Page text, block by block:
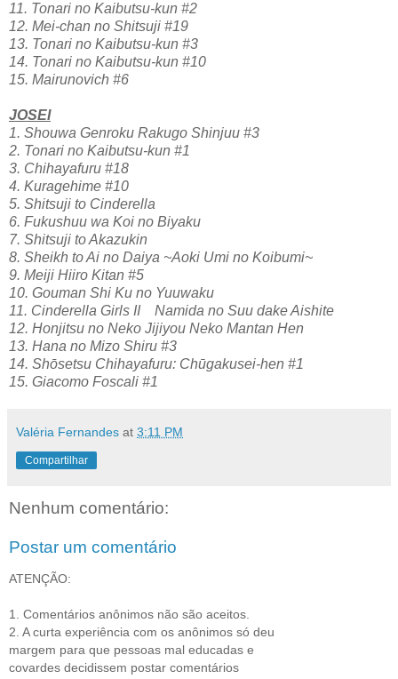
11. Tonari no Kaibutsu-kun #2
12. Mei-chan no Shitsuji #19
13. Tonari no Kaibutsu-kun #3
14. Tonari no Kaibutsu-kun #10
15. Mairunovich #6
JOSEI
1. Shouwa Genroku Rakugo Shinjuu #3
2. Tonari no Kaibutsu-kun #1
3. Chihayafuru #18
4. Kuragehime #10
5. Shitsuji to Cinderella
6. Fukushuu wa Koi no Biyaku
7. Shitsuji to Akazukin
8. Sheikh to Ai no Daiya ~Aoki Umi no Koibumi~
9. Meiji Hiiro Kitan #5
10. Gouman Shi Ku no Yuuwaku
11. Cinderella Girls II Namida no Suu dake Aishite
12. Honjitsu no Neko Jijiyou Neko Mantan Hen
13. Hana no Mizo Shiru #3
14. Shōsetsu Chihayafuru: Chūgakusei-hen #1
15. Giacomo Foscali #1
Valéria Fernandes at 3:11 PM
Compartilhar
Nenhum comentário:
Postar um comentário
ATENÇÃO:
1. Comentários anônimos não são aceitos.
2. A curta experiência com os anônimos só deu
margem para que pessoas mal educadas e
covardes decidissem postar comentários